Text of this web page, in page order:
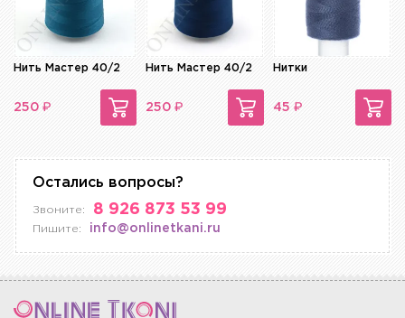
Нить Мастер 40/2
250 ₽
Нить Мастер 40/2
250 ₽
Нитки
45 ₽
Остались вопросы?
Звоните: 8 926 873 53 99
Пишите: info@onlinetkani.ru